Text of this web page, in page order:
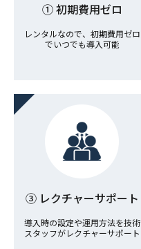
① 初期費用ゼロ
レンタルなので、初期費用ゼロ
でいつでも導入可能
③ レクチャーサポート
導入時の設定や運用方法を技術
スタッフがレクチャーサポート